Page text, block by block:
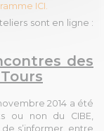
ICI.
sont en ligne :
des
2014 a été
ou non du CIBE,
s’informer, entre